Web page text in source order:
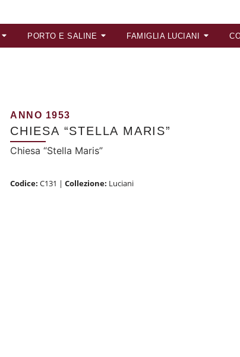
PORTO E SALINE FAMIGLIA LUCIANI
ANNO 1953
CHIESA “STELLA MARIS”
Chiesa “Stella Maris”
Codice: C131 | Collezione: Luciani